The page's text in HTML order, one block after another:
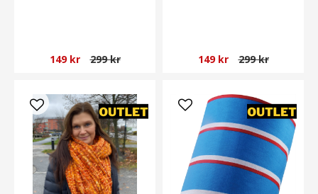
149 kr 299 kr 149 kr 299 kr